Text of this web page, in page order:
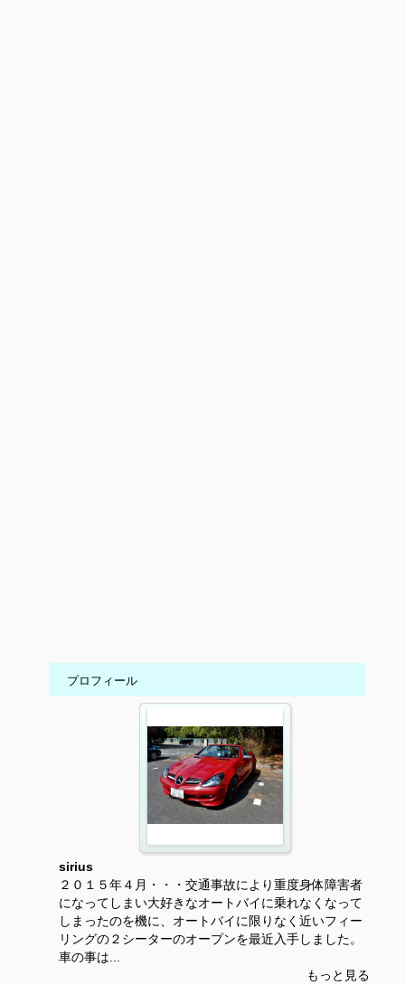
プロフィール
sirius
２０１５年４月・・・交通事故により重度身体障害者
になってしまい大好きなオートバイに乗れなくなって
しまったのを機に、オートバイに限りなく近いフィー
リングの２シーターのオープンを最近入手しました。
車の事は...
もっと見る